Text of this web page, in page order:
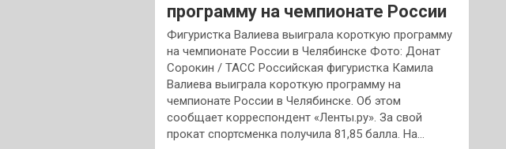
программу на чемпионате России
Фигуристка Валиева выиграла короткую программу
на чемпионате России в Челябинске Фото: Донат
Сорокин / ТАСС Российская фигуристка Камила
Валиева выиграла короткую программу на
чемпионате России в Челябинске. Об этом
сообщает корреспондент «Ленты.ру». За свой
прокат спортсменка получила 81,85 балла. На…